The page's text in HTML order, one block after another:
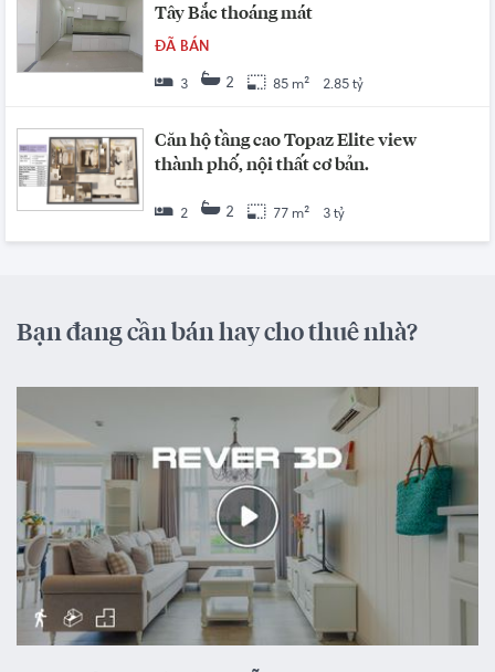
Tây Bắc thoáng mát
ĐÃ BÁN
3 2 85 m² 2.85 tỷ
Căn hộ tầng cao Topaz Elite view
thành phố, nội thất cơ bản.
2 2 77 m² 3 tỷ
Bạn đang cần bán hay cho thuê nhà?